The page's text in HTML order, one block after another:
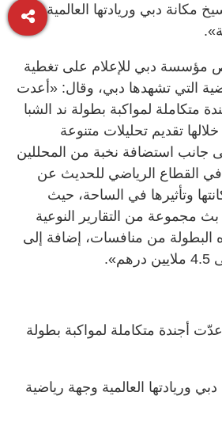
مكانة دبي وريادتها العالمية
مؤسسة دبي للإعلام على تغطية
التي تشهدها دبي، وقال: «أعدت
متكاملة لمواكبة بطولة ند الشبا
تقديم تحليلات متنوعة
جانب استضافة نخبة من المحللين
في القطاع الرياضي للحديث عن
وتأثيرها في الساحة، حيث
مجموعة من التقارير النوعية
البطولة من منافسات، إضافة إلى
أجندة متكاملة لمواكبة بطولة
وريادتها العالمية وجهة رياضية